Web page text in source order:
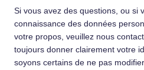
Si vous avez des questions, ou si
connaissance des données
votre propos, veuillez nous
toujours donner clairement votre
soyons certains de ne pas